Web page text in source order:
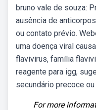
bruno vale de souza:
ausência de
ou contato prévio.
uma doença viral
flavivirus, família
reagente para igg,
secundário precoce
For more